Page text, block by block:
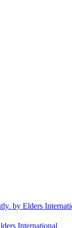
by Elders
International